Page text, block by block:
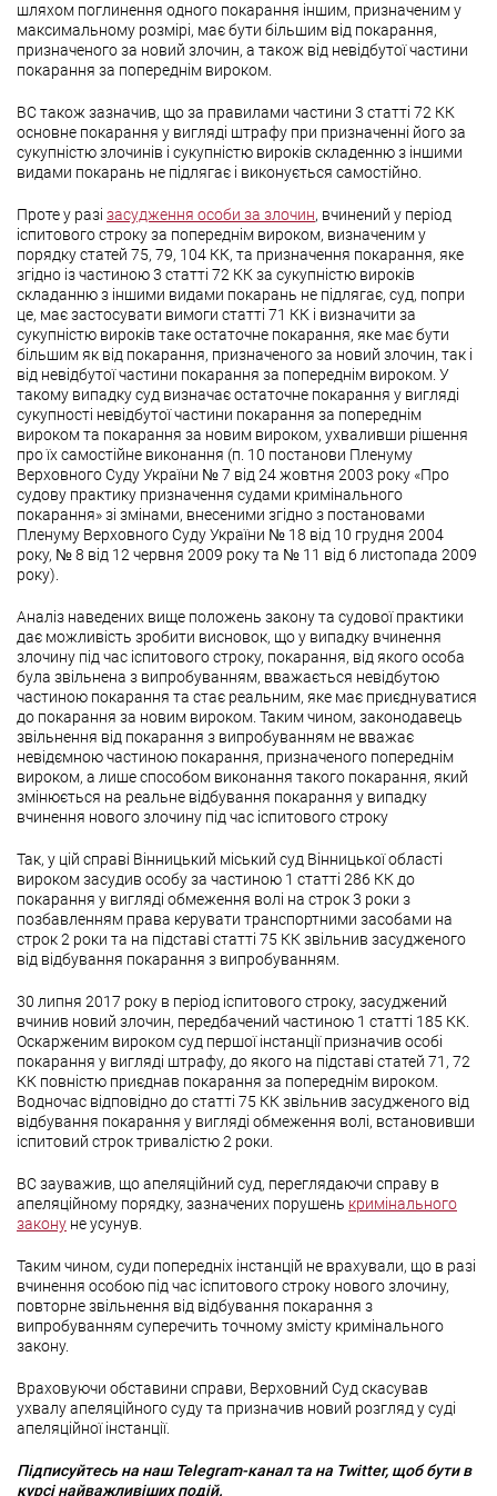
шляхом поглинення одного покарання іншим, призначеним у
максимальному розмірі, має бути більшим від покарання,
призначеного за новий злочин, а також від невідбутої частини
покарання за попереднім вироком.
ВС також зазначив, що за правилами частини 3 статті 72 КК
основне покарання у вигляді штрафу при призначенні його за
сукупністю злочинів і сукупністю вироків складенню з іншими
видами покарань не підлягає і виконується самостійно.
Проте у разі засудження особи за злочин, вчинений у період
іспитового строку за попереднім вироком, визначеним у
порядку статей 75, 79, 104 КК, та призначення покарання, яке
згідно із частиною 3 статті 72 КК за сукупністю вироків
складанню з іншими видами покарань не підлягає, суд, попри
це, має застосувати вимоги статті 71 КК і визначити за
сукупністю вироків таке остаточне покарання, яке має бути
більшим як від покарання, призначеного за новий злочин, так і
від невідбутої частини покарання за попереднім вироком. У
такому випадку суд визначає остаточне покарання у вигляді
сукупності невідбутої частини покарання за попереднім
вироком та покарання за новим вироком, ухваливши рішення
про їх самостійне виконання (п. 10 постанови Пленуму
Верховного Суду України № 7 від 24 жовтня 2003 року «Про
судову практику призначення судами кримінального
покарання» зі змінами, внесеними згідно з постановами
Пленуму Верховного Суду України № 18 від 10 грудня 2004
року, № 8 від 12 червня 2009 року та № 11 від 6 листопада 2009
року).
Аналіз наведених вище положень закону та судової практики
дає можливість зробити висновок, що у випадку вчинення
злочину під час іспитового строку, покарання, від якого особа
була звільнена з випробуванням, вважається невідбутою
частиною покарання та стає реальним, яке має приєднуватися
до покарання за новим вироком. Таким чином, законодавець
звільнення від покарання з випробуванням не вважає
невідємною частиною покарання, призначеного попереднім
вироком, а лише способом виконання такого покарання, який
змінюється на реальне відбування покарання у випадку
вчинення нового злочину під час іспитового строку
Так, у цій справі Вінницький міський суд Вінницької області
вироком засудив особу за частиною 1 статті 286 КК до
покарання у вигляді обмеження волі на строк 3 роки з
позбавленням права керувати транспортними засобами на
строк 2 роки та на підставі статті 75 КК звільнив засудженого
від відбування покарання з випробуванням.
30 липня 2017 року в період іспитового строку, засуджений
вчинив новий злочин, передбачений частиною 1 статті 185 КК.
Оскарженим вироком суд першої інстанції призначив особі
покарання у вигляді штрафу, до якого на підставі статей 71, 72
КК повністю приєднав покарання за попереднім вироком.
Водночас відповідно до статті 75 КК звільнив засудженого від
відбування покарання у вигляді обмеження волі, встановивши
іспитовий строк тривалістю 2 роки.
ВС зауважив, що апеляційний суд, переглядаючи справу в
апеляційному порядку, зазначених порушень кримінального
закону не усунув.
Таким чином, суди попередніх інстанцій не врахували, що в разі
вчинення особою під час іспитового строку нового злочину,
повторне звільнення від відбування покарання з
випробуванням суперечить точному змісту кримінального
закону.
Враховуючи обставини справи, Верховний Суд скасував
ухвалу апеляційного суду та призначив новий розгляд у суді
апеляційної інстанції.
Підписуйтесь на наш Telegram-канал та на Twitter, щоб бути в
курсі найважливіших подій.